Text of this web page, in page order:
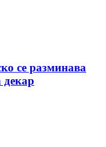
се разминава
декар